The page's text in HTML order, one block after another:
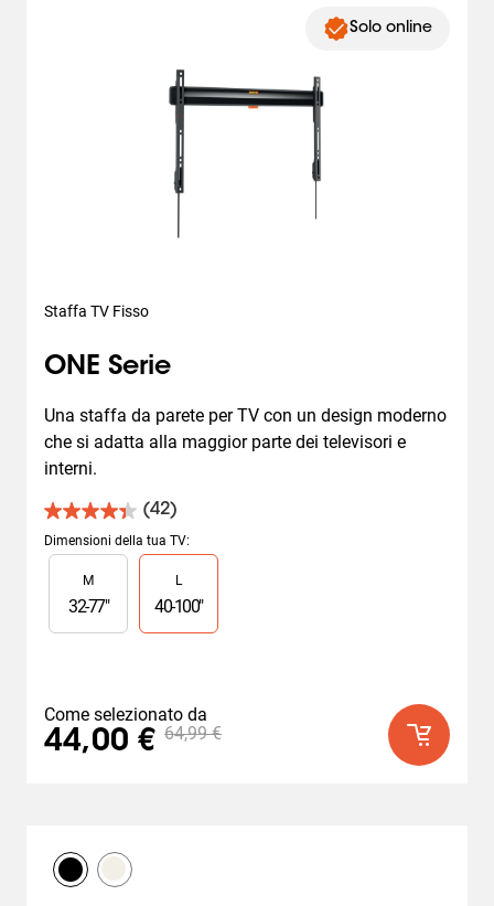
Solo online
Staffa TV Fisso
ONE Serie
Una staffa da parete per TV con un design moderno
che si adatta alla maggior parte dei televisori e
interni.
(42)
4.4
su
5
stelle.
recensioni
Dimensioni della tua TV:
Slide 1 of 2
M
32-77"
L
40-100"
Come selezionato da
44,00 € 64,99 €